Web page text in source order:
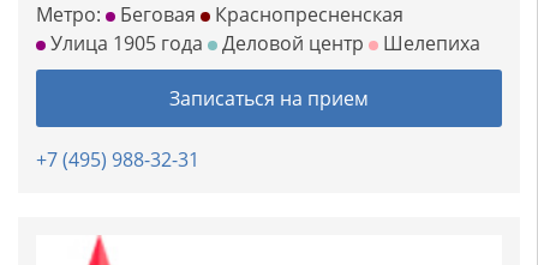
Метро:
Беговая
Краснопресненская
Улица 1905 года
Деловой центр Шелепиха
Записаться на прием
+7 (495) 988-32-31